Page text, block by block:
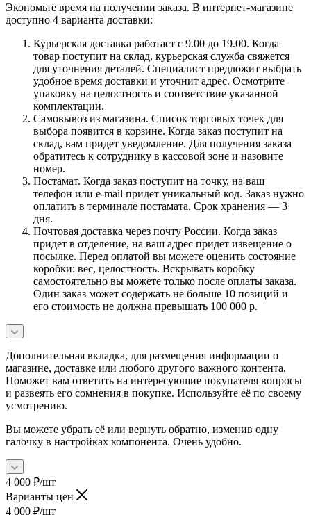
Экономьте время на получении заказа. В интернет-магазине
доступно 4 варианта доставки:
Курьерская доставка работает с 9.00 до 19.00. Когда
товар поступит на склад, курьерская служба свяжется
для уточнения деталей. Специалист предложит выбрать
удобное время доставки и уточнит адрес. Осмотрите
упаковку на целостность и соответствие указанной
комплектации.
Самовывоз из магазина. Список торговых точек для
выбора появится в корзине. Когда заказ поступит на
склад, вам придет уведомление. Для получения заказа
обратитесь к сотруднику в кассовой зоне и назовите
номер.
Постамат. Когда заказ поступит на точку, на ваш
телефон или e-mail придет уникальный код. Заказ нужно
оплатить в терминале постамата. Срок хранения — 3
дня.
Почтовая доставка через почту России. Когда заказ
придет в отделение, на ваш адрес придет извещение о
посылке. Перед оплатой вы можете оценить состояние
коробки: вес, целостность. Вскрывать коробку
самостоятельно вы можете только после оплаты заказа.
Один заказ может содержать не больше 10 позиций и
его стоимость не должна превышать 100 000 р.
Дополнительная вкладка, для размещения информации о
магазине, доставке или любого другого важного контента.
Поможет вам ответить на интересующие покупателя вопросы
и развеять его сомнения в покупке. Используйте её по своему
усмотрению.
Вы можете убрать её или вернуть обратно, изменив одну
галочку в настройках компонента. Очень удобно.
4 000 ₽/шт
Варианты цен
4 000 ₽/шт